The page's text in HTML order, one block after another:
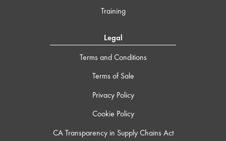
Training
Legal
Terms and Conditions
Terms of Sale
Privacy Policy
Cookie Policy
CA Transparency in Supply Chains Act